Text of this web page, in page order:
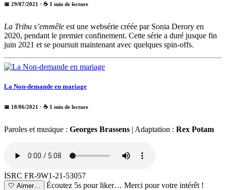
📅 29/07/2021 · ☕ 1 min de lecture
La Tribu s’emmêle est une websérie créée par Sonia Derory en
2020, pendant le premier confinement. Cette série a duré jusque fin
juin 2021 et se poursuit maintenant avec quelques spin-offs.
La Non-demande en mariage
📅 18/06/2021 · ☕ 1 min de lecture
Paroles et musique : Georges Brassens | Adaptation : Rex Potam
ISRC FR-9W1-21-53057
🤍 Aimer… Écoutez 5s pour liker… Merci pour votre intérêt !